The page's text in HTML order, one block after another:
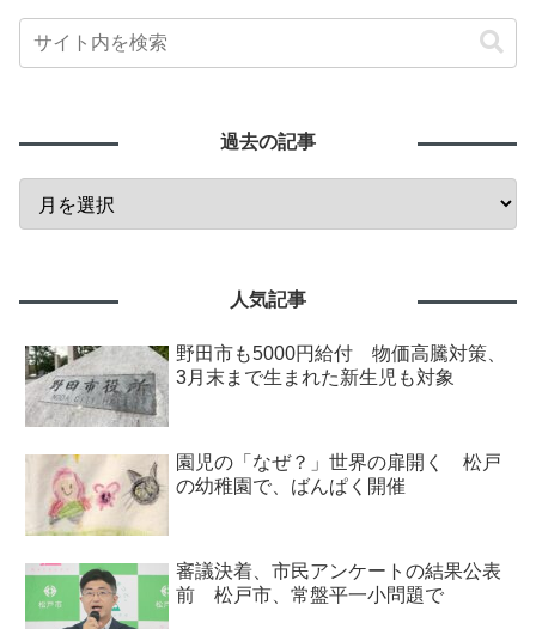
過去の記事
人気記事
野田市も5000円給付 物価高騰対策、
3月末まで生まれた新生児も対象
園児の「なぜ？」世界の扉開く 松戸
の幼稚園で、ばんぱく開催
審議決着、市民アンケートの結果公表
前 松戸市、常盤平一小問題で